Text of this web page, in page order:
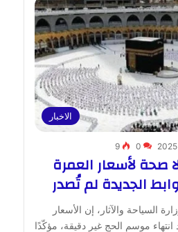
الاخبار
0
9
صحة لأسعار العمرة
الجديدة لم تُصدر
والآثار، إن الأسعار
انتهاء موسم الحج غير دقيقة، مؤكّدًا